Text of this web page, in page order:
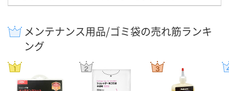
メンテナンス用品/ゴミ袋の売れ筋ランキ
ング